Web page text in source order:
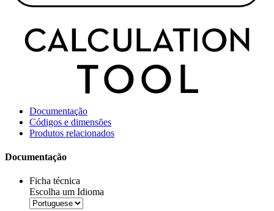
Documentação
Códigos e dimensões
Produtos relacionados
Documentação
Ficha técnica
Escolha um Idioma